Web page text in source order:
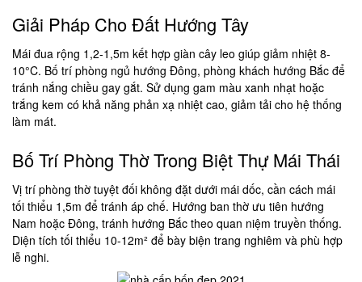
Giải Pháp Cho Đất Hướng Tây
Mái đua rộng 1,2-1,5m kết hợp giàn cây leo giúp giảm nhiệt 8-
10°C. Bố trí phòng ngủ hướng Đông, phòng khách hướng Bắc để
tránh nắng chiều gay gắt. Sử dụng gam màu xanh nhạt hoặc
trắng kem có khả năng phản xạ nhiệt cao, giảm tải cho hệ thống
làm mát.
Bố Trí Phòng Thờ Trong Biệt Thự Mái Thái
Vị trí phòng thờ tuyệt đối không đặt dưới mái dốc, cần cách mái
tối thiểu 1,5m để tránh áp chế. Hướng ban thờ ưu tiên hướng
Nam hoặc Đông, tránh hướng Bắc theo quan niệm truyền thống.
Diện tích tối thiểu 10-12m² để bày biện trang nghiêm và phù hợp
lễ nghi.